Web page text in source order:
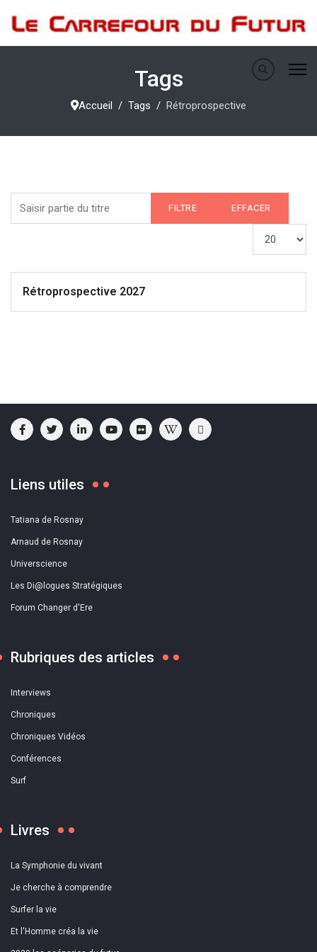
Tags
Accueil Tags Rétroprospective
FILTRE EFFACER
Rétroprospective 2027
Liens utiles
Tatiana de Rosnay
Arnaud de Rosnay
Universcience
Les Di@logues Stratégiques
Forum Changer d'Ere
Rubriques des articles
Interviews
Chroniques
Chroniques Vidéos
Conférences
Surf
Livres
La Symphonie du vivant
Je cherche à comprendre
Surfer la vie
Et l'Homme créa la vie